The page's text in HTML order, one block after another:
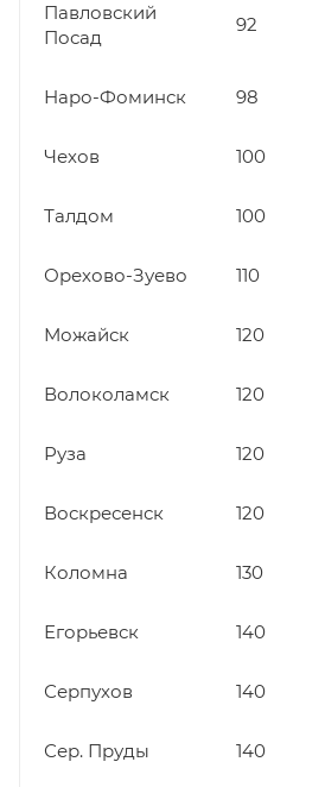
Павловский
Посад
92
Наро-Фоминск 98
Чехов 100
Талдом 100
Орехово-Зуево 110
Можайск 120
Волоколамск 120
Руза 120
Воскресенск 120
Коломна 130
Егорьевск 140
Серпухов 140
Сер. Пруды 140